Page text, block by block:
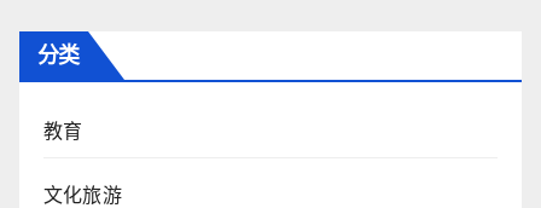
分类
教育
文化旅游